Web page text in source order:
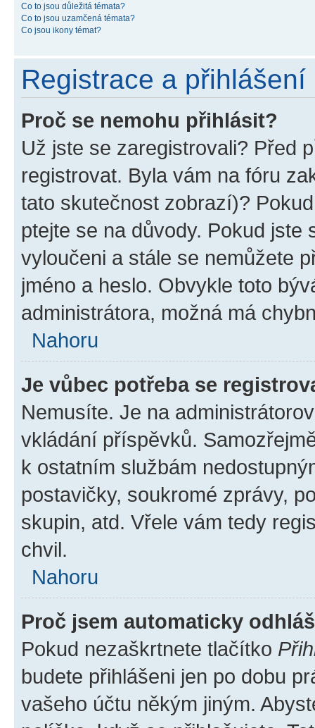
Co to jsou důležitá témata?
Co to jsou uzamčená témata?
Co jsou ikony témat?
Registrace a přihlášení
Proč se nemohu přihlásit?
Už jste se zaregistrovali? Před
registrovat. Byla vám na fóru
tato skutečnost zobrazí)?
ptejte se na důvody. Pokud jste
vyloučeni a stále se nemůžete
jméno a heslo. Obvykle toto
administrátora, možná má
Nahoru
Je vůbec potřeba se
Nemusíte. Je na
vkládání příspěvků.
k ostatním službám
postavičky, soukromé zprávy,
skupin, atd. Vřele vám tedy
chvil.
Nahoru
Proč jsem automaticky
Pokud nezaškrtnete tlačítko
budete přihlášeni jen po dobu
vašeho účtu někým jiným.